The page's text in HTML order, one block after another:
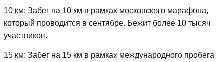
10 км: Забег на 10 км в рамках московского марафона,
который проводится в сентябре. Бежит более 10 тысяч
участников.
15 км: Забег на 15 км в рамках международного пробега